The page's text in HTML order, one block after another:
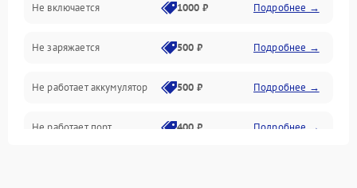
Проблемы с картами памяти
Объективы
Программные сбои
Коммуникации и интерфейсы
Не включается 1000 ₽ Подробнее →
Не заряжается 500 ₽ Подробнее →
Не работает аккумулятор 500 ₽ Подробнее →
Не работает порт 400 ₽ Подробнее →